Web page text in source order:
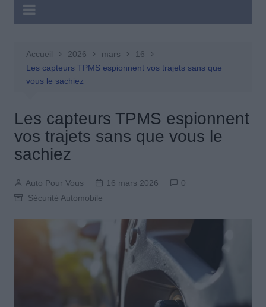
Accueil 2026 mars
16
Les capteurs TPMS espionnent vos trajets sans que
vous le sachiez
Les capteurs TPMS espionnent
vos trajets sans que vous le
sachiez
Auto Pour Vous 16 mars 2026
0
Sécurité Automobile